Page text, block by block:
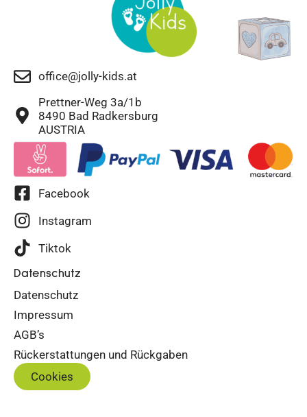
office@jolly-kids.at
Prettner-Weg 3a/1b
8490 Bad Radkersburg
AUSTRIA
Facebook
Instagram
Tiktok
Datenschutz
Datenschutz
Impressum
AGB’s
Rückerstattungen und Rückgaben
Cookies